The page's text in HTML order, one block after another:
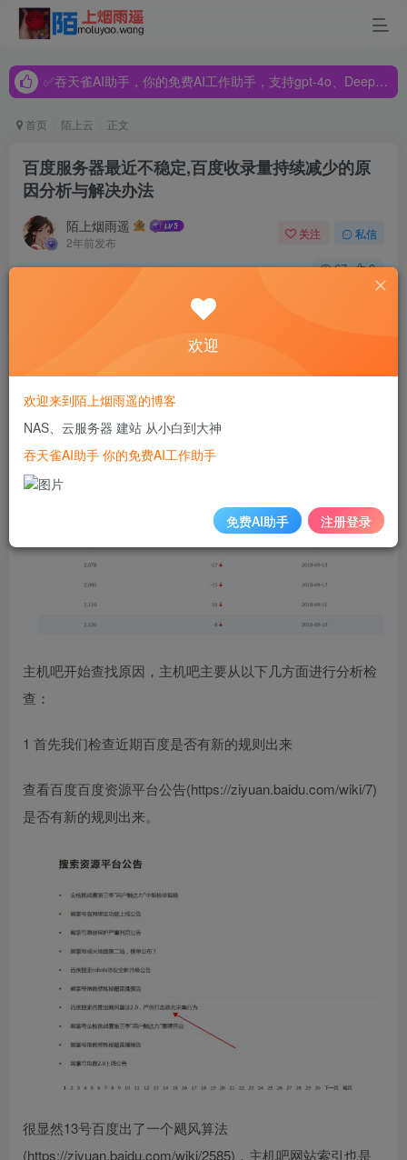
✅吞天雀AI助手，你的免费AI工作助手，支持gpt-4o、DeepSeek、Claude🔥🔥🔥🔥
✅吞天雀AI助手，你的免费AI工作助手，支持gpt-4o、DeepSeek、Claude🔥🔥🔥🔥
首页 陌上云 正文
百度服务器最近不稳定,百度收录量持续减少的原
因分析与解决办法
陌上烟雨遥
2年前发布
关注 私信
67 9
半个月前主机吧网站遭遇到了大多数站长都会到的问题：网
刚开始的时候主机吧没有在意，因为偶尔一两天的收录减少
是很正常的。直到收录量持续减少后，主机吧才开始发觉这
并不是正常的现象。
主机吧开始查找原因，主机吧主要从以下几方面进行分析检
查：
1 首先我们检查近期百度是否有新的规则出来
查看百度百度资源平台公告(https://ziyuan.baidu.com/wiki/7)
是否有新的规则出来。
很显然13号百度出了一个飓风算法
(https://ziyuan.baidu.com/wiki/2585)，主机吧网站索引也是
欢迎
欢迎来到陌上烟雨遥的博客
NAS、云服务器 建站 从小白到大神
吞天雀AI助手 你的免费AI工作助手
免费AI助手 注册登录